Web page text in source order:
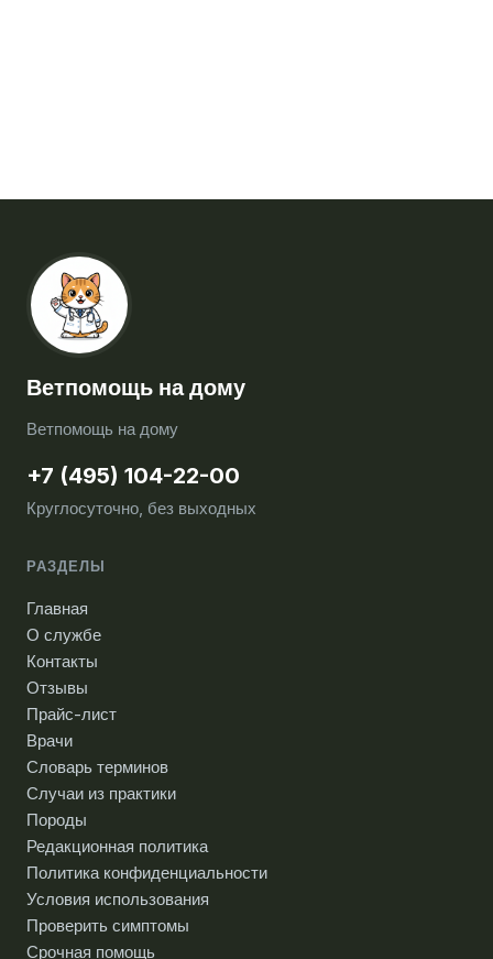
Ветпомощь на дому
Ветпомощь на дому
+7 (495) 104-22-00
Круглосуточно, без выходных
РАЗДЕЛЫ
Главная
О службе
Контакты
Отзывы
Прайс-лист
Врачи
Словарь терминов
Случаи из практики
Породы
Редакционная политика
Политика конфиденциальности
Условия использования
Проверить симптомы
Срочная помощь